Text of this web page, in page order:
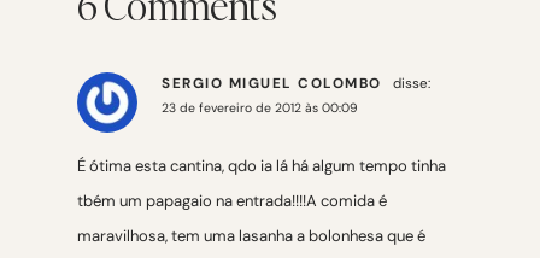
SERGIO MIGUEL COLOMBO disse:
23 de fevereiro de 2012 às 00:09
É ótima esta cantina, qdo ia lá há algum tempo tinha
tbém um papagaio na entrada!!!!A comida é
maravilhosa, tem uma lasanha a bolonhesa que é